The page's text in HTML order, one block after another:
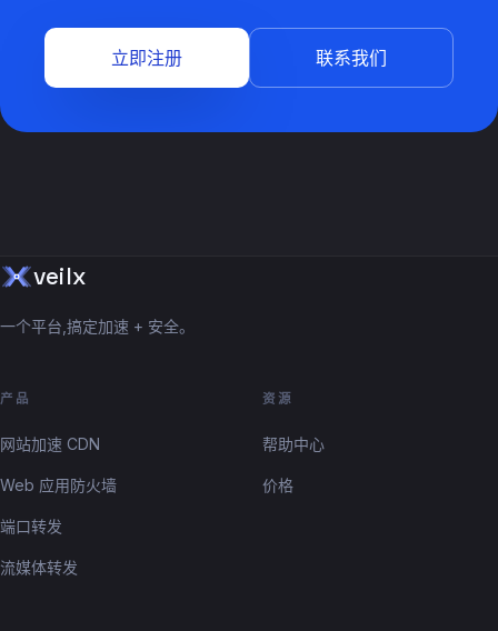
立即注册 联系我们
veilx
一个平台,搞定加速 + 安全。
产品
网站加速 CDN
Web 应用防火墙
端口转发
流媒体转发
资源
帮助中心
价格